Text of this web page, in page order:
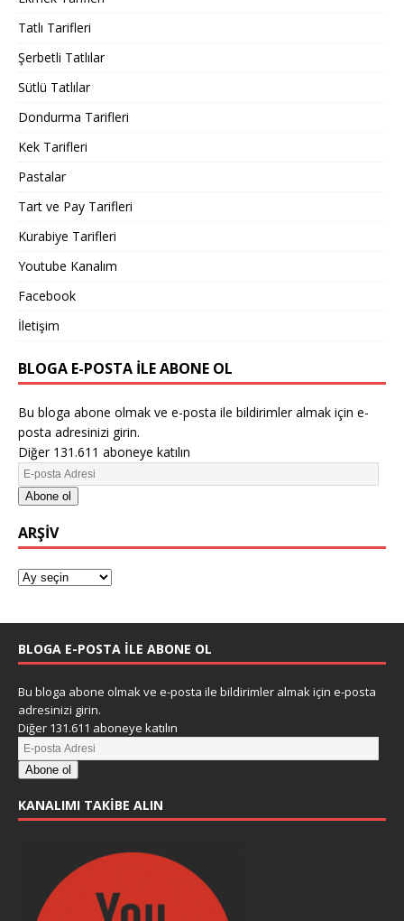
Tatlı Tarifleri
Şerbetli Tatlılar
Sütlü Tatlılar
Dondurma Tarifleri
Kek Tarifleri
Pastalar
Tart ve Pay Tarifleri
Kurabiye Tarifleri
Youtube Kanalım
Facebook
İletişim
BLOGA E-POSTA ILE ABONE OL
Bu bloga abone olmak ve e-posta ile bildirimler almak için e-
posta adresinizi girin.
Diğer 131.611 aboneye katılın
Abone ol
ARŞIV
BLOGA E-POSTA ILE ABONE OL
Bu bloga abone olmak ve e-posta ile bildirimler almak için e-posta
adresinizi girin.
Diğer 131.611 aboneye katılın
Abone ol
KANALIMI TAKIBE ALIN